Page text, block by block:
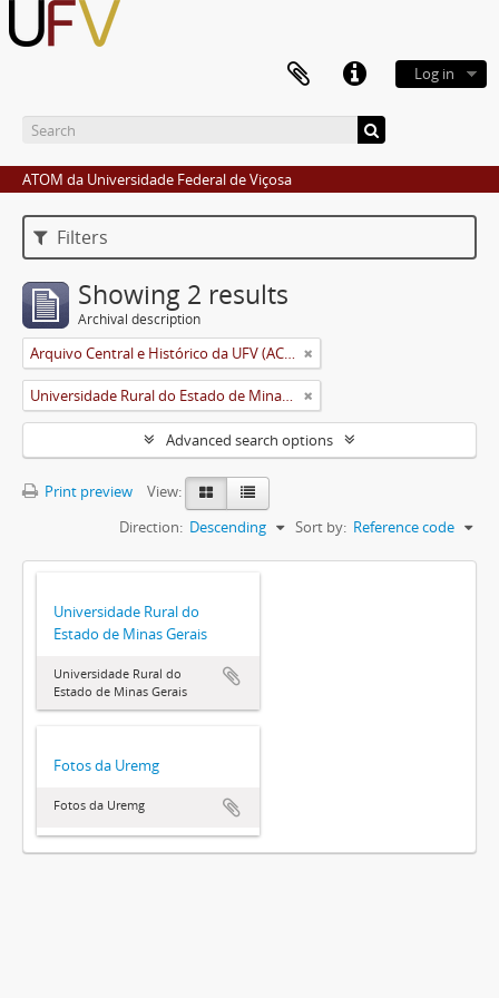
Log in
ATOM da Universidade Federal de Viçosa
Filters
Showing 2 results
Archival description
Arquivo Central e Histórico da UFV (ACH-UFV)
Universidade Rural do Estado de Minas Gerais (Uremg)
Advanced search options
Print preview
View:
Sort by: Reference code
Direction: Descending
Universidade Rural do
Estado de Minas Gerais
Universidade Rural do
Estado de Minas Gerais
Fotos da Uremg
Fotos da Uremg